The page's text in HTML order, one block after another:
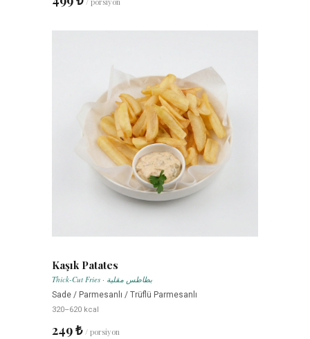
Kaşık Patates
Thick-Cut Fries · بطاطس مقلية
Sade / Parmesanlı / Trüflü Parmesanlı
320–620 kcal
249 ₺ / porsiyon